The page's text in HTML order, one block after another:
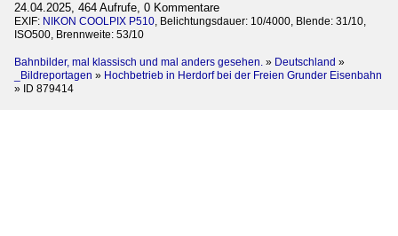
24.04.2025, 464 Aufrufe, 0 Kommentare
EXIF: NIKON COOLPIX P510, Belichtungsdauer: 10/4000, Blende: 31/10,
ISO500, Brennweite: 53/10
Bahnbilder, mal klassisch und mal anders gesehen. » Deutschland »
_Bildreportagen » Hochbetrieb in Herdorf bei der Freien Grunder Eisenbahn
» ID 879414